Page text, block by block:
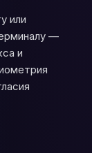
или
—
и